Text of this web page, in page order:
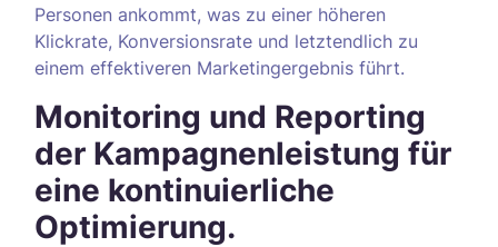
Personen ankommt, was zu einer höheren
Klickrate, Konversionsrate und letztendlich zu
einem effektiveren Marketingergebnis führt.
Monitoring und Reporting
der Kampagnenleistung für
eine kontinuierliche
Optimierung.